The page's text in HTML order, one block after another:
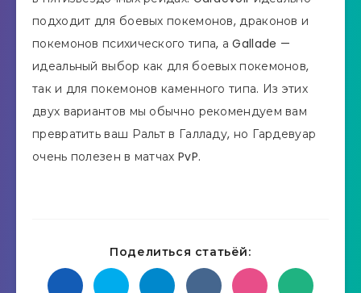
подходит для боевых покемонов, драконов и
покемонов психического типа, а Gallade —
идеальный выбор как для боевых покемонов,
так и для покемонов каменного типа. Из этих
двух вариантов мы обычно рекомендуем вам
превратить ваш Ральт в Галладу, но Гардевуар
очень полезен в матчах PvP.
Поделиться статьёй: